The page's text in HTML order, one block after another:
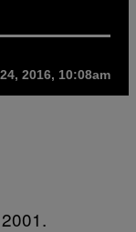
2016, 10:08am